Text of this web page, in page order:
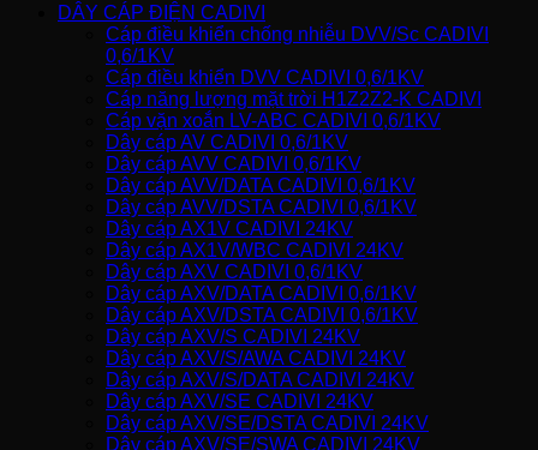
DÂY CÁP ĐIỆN CADIVI
Cáp điều khiển chống nhiễu DVV/Sc CADIVI
0,6/1KV
Cáp điều khiển DVV CADIVI 0,6/1KV
Cáp năng lượng mặt trời H1Z2Z2-K CADIVI
Cáp vặn xoắn LV-ABC CADIVI 0,6/1KV
Dây cáp AV CADIVI 0,6/1KV
Dây cáp AVV CADIVI 0,6/1KV
Dây cáp AVV/DATA CADIVI 0,6/1KV
Dây cáp AVV/DSTA CADIVI 0,6/1KV
Dây cáp AX1V CADIVI 24KV
Dây cáp AX1V/WBC CADIVI 24KV
Dây cáp AXV CADIVI 0,6/1KV
Dây cáp AXV/DATA CADIVI 0,6/1KV
Dây cáp AXV/DSTA CADIVI 0,6/1KV
Dây cáp AXV/S CADIVI 24KV
Dây cáp AXV/S/AWA CADIVI 24KV
Dây cáp AXV/S/DATA CADIVI 24KV
Dây cáp AXV/SE CADIVI 24KV
Dây cáp AXV/SE/DSTA CADIVI 24KV
Dây cáp AXV/SE/SWA CADIVI 24KV